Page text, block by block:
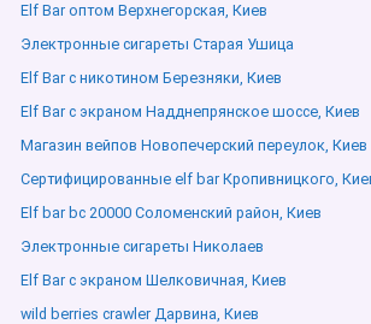
Elf Bar оптом Верхнегорская, Киев
Электронные сигареты Старая Ушица
Elf Bar с никотином Березняки, Киев
Elf Bar с экраном Надднепрянское шоссе, Киев
Магазин вейпов Новопечерский переулок, Киев
Сертифицированные elf bar Кропивницкого,
Elf bar bc 20000 Соломенский район, Киев
Электронные сигареты Николаев
Elf Bar с экраном Шелковичная, Киев
wild berries crawler Дарвина, Киев